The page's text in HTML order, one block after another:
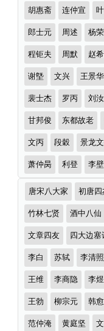
大
全
首）
作
者
胡惠斋 连仲宣
郎士元 周述 杨荣
程钜夫 周默 赵
谢墍 文兴 王景华
裴士杰 罗丙 刘
甘邦俊 东都故老
文丙 段穀 景龙
萧仲昺 利登 李壁
诗
词
分
类
唐宋八大家 初唐四
竹林七贤 酒中八仙
文章四友 四大边塞
李白 苏轼 李清照
王维 李商隐 李煜
王勃 柳宗元 韩愈
范仲淹 黄庭坚